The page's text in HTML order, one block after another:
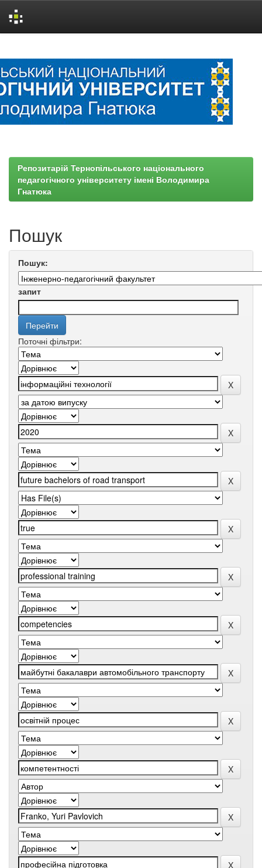
Репозитарій Тернопільського національного
педагогічного університету імені Володимира
Гнатюка
Пошук
Пошук:
запит
Поточні фільтри: